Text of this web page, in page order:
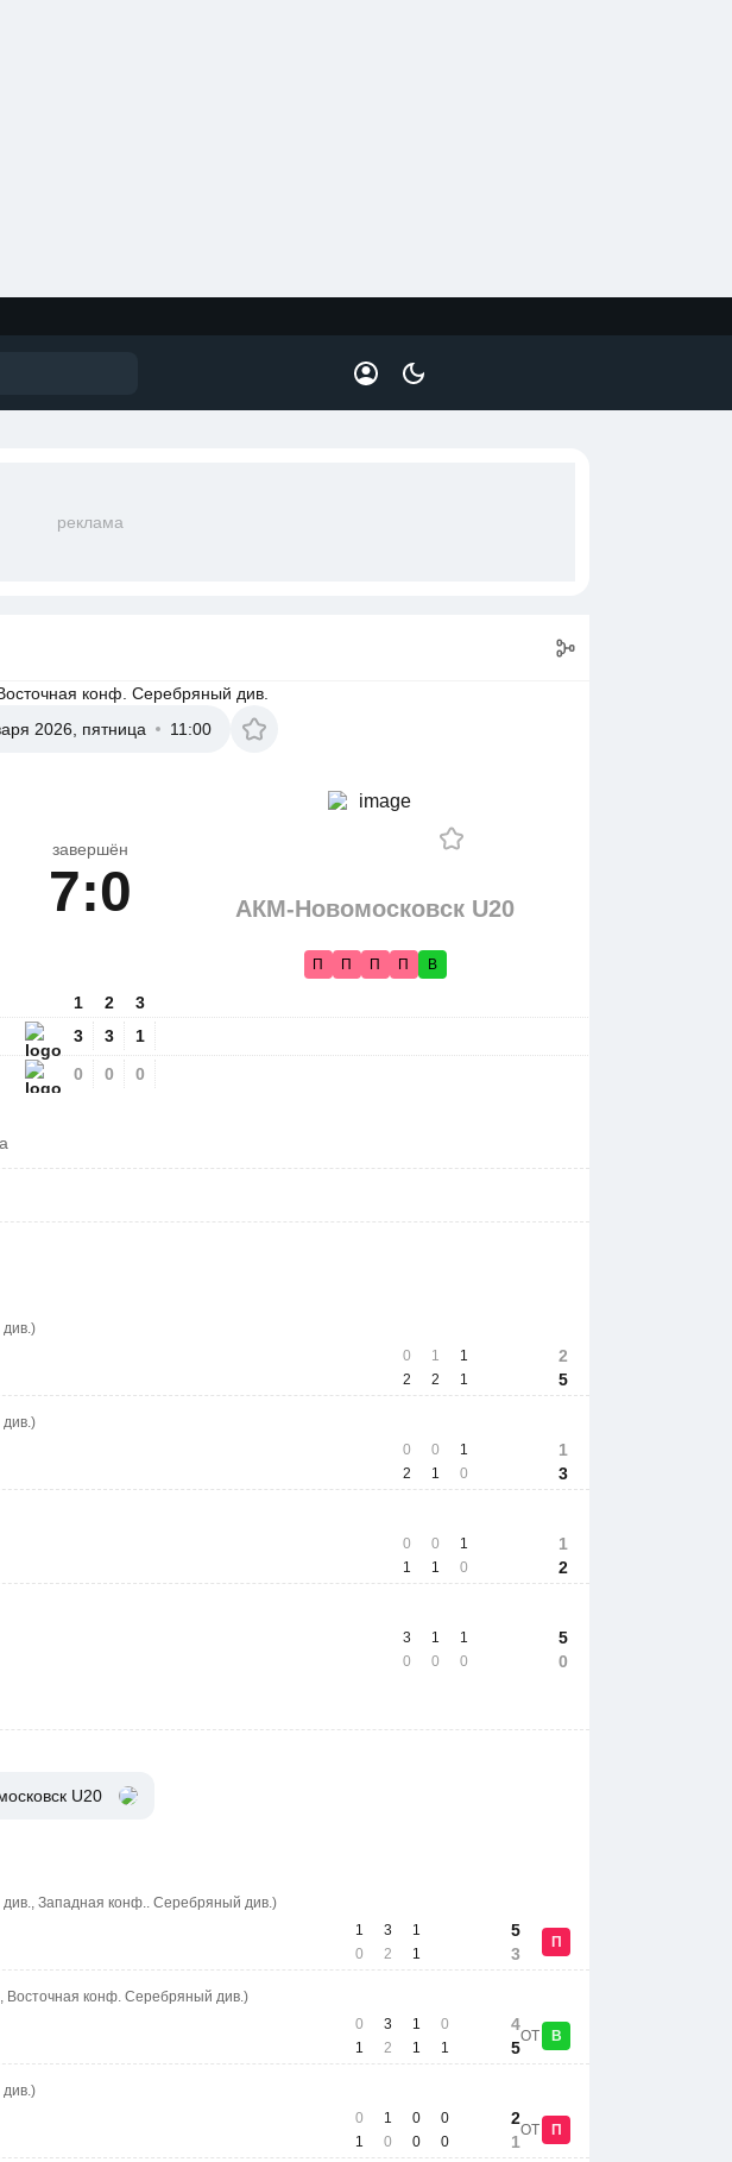
реклама
конф. Серебряный див.
2026, пятница
11:00
завершён
7:0 АКМ-Новомосковск U20
П П П П В
1
3
0
2
3
0
3
1
0
0
2
1
2
1
1
2
5
0
2
0
1
1
0
1
3
0
1
0
1
1
0
1
2
3
0
1
0
1
0
5
0
U20
Западная конф.. Серебряный див.)
1
0
3
2
1
1
5
3
П
Восточная конф. Серебряный див.)
0
1
3
2
1
1
0
1
4
5
ОТ В
0
1
1
0
0
0
0
0
2
1
ОТ П